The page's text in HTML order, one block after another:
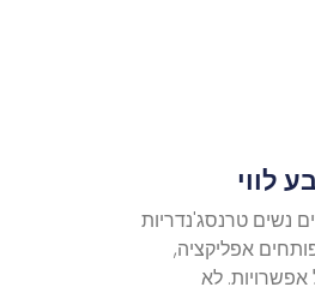
לווי
נשים טרנסג'נדריות
אפליקציה,
לא